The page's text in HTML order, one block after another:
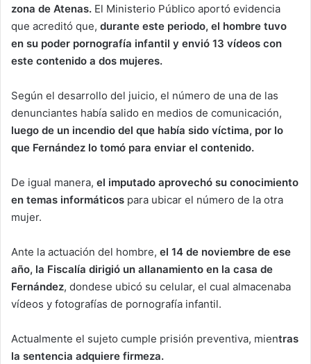
zona de Atenas. El Ministerio Público aportó evidencia
que acreditó que, durante este periodo, el hombre tuvo
en su poder pornografía infantil y envió 13 vídeos con
este contenido a dos mujeres.
Según el desarrollo del juicio, el número de una de las
denunciantes había salido en medios de comunicación,
luego de un incendio del que había sido víctima, por lo
que Fernández lo tomó para enviar el contenido.
De igual manera, el imputado aprovechó su conocimiento
en temas informáticos para ubicar el número de la otra
mujer.
Ante la actuación del hombre, el 14 de noviembre de ese
año, la Fiscalía dirigió un allanamiento en la casa de
Fernández, donde​se ubicó su celular, el cual almacenaba
vídeos y fotografías de pornografía infantil.
Actualmente el sujeto cumple prisión preventiva, mientras
la sentencia adquiere firmeza.